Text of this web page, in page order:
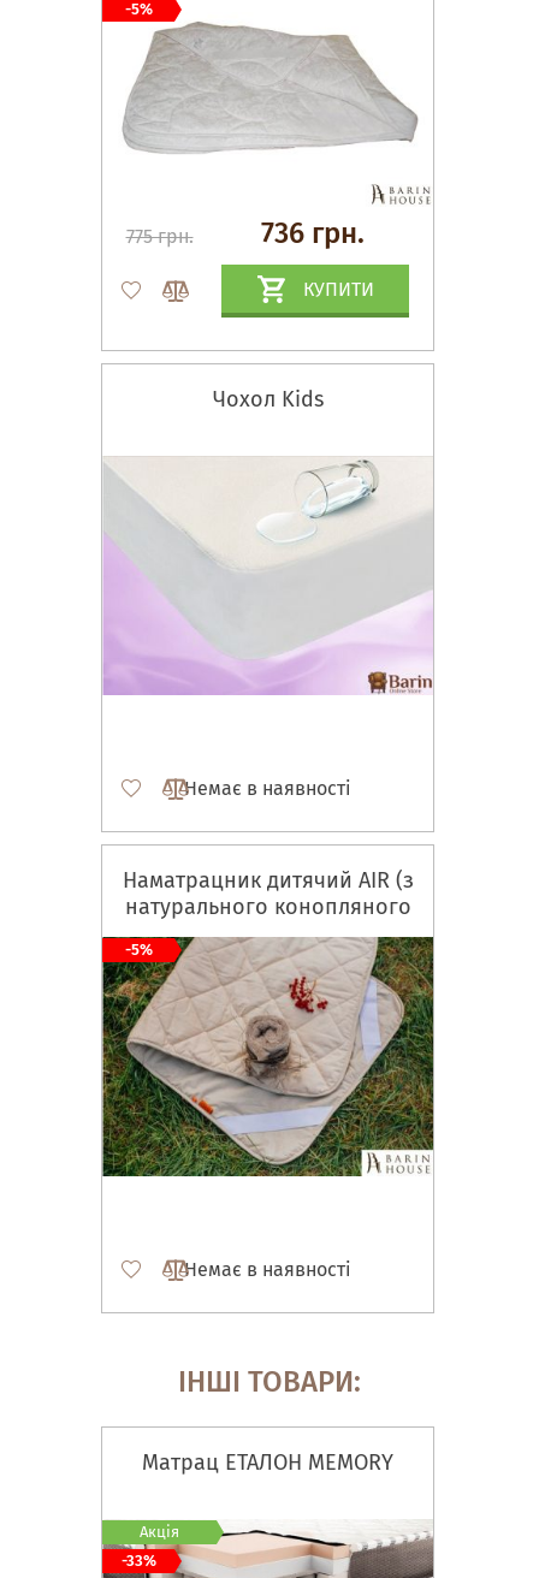
775 грн. 736 грн.
КУПИТИ
-5%
Чохол Kids
Немає в наявності
Наматрацник дитячий AIR (з
натурального конопляного
волокна)
Немає в наявності
-5%
ІНШІ ТОВАРИ:
Матрац ЕТАЛОН MEMORY
Акція
-33%